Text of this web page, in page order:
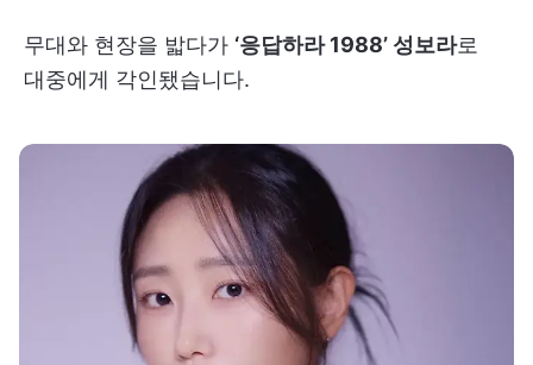
무대와 현장을 밟다가 ‘응답하라 1988’ 성보라로
대중에게 각인됐습니다.